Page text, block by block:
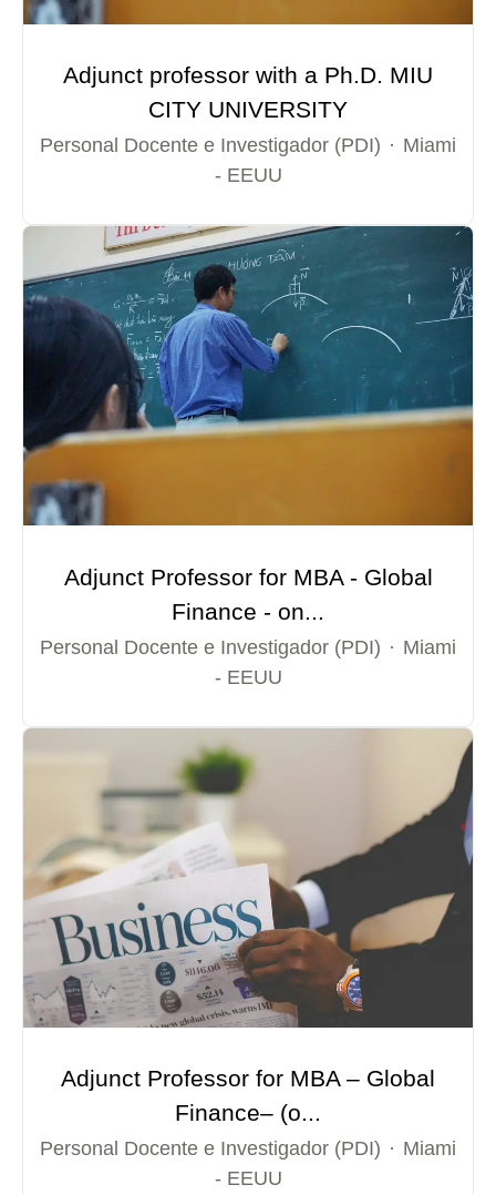
Adjunct professor with a Ph.D. MIU
CITY UNIVERSITY
Personal Docente e Investigador (PDI) · Miami
- EEUU
Adjunct Professor for MBA - Global
Finance - on...
Personal Docente e Investigador (PDI) · Miami
- EEUU
Adjunct Professor for MBA – Global
Finance– (o...
Personal Docente e Investigador (PDI) · Miami
- EEUU